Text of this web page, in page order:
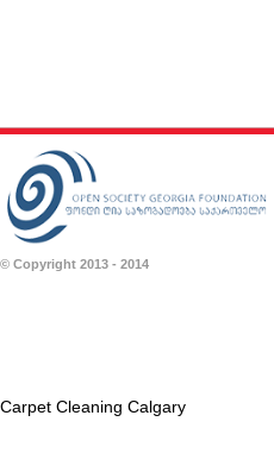
© Copyright 2013 - 2014
Carpet Cleaning Calgary